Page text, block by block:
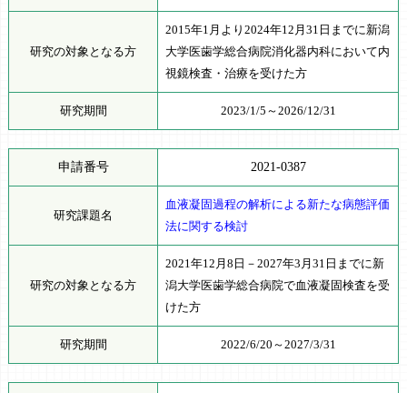
研究の対象となる方
2015年1月より2024年12月31日までに新潟
大学医歯学総合病院消化器内科において内
視鏡検査・治療を受けた方
研究期間 2023/1/5～2026/12/31
申請番号 2021-0387
研究課題名
血液凝固過程の解析による新たな病態評価
法に関する検討
研究の対象となる方
2021年12月8日－2027年3月31日までに新
潟大学医歯学総合病院で血液凝固検査を受
けた方
研究期間 2022/6/20～2027/3/31